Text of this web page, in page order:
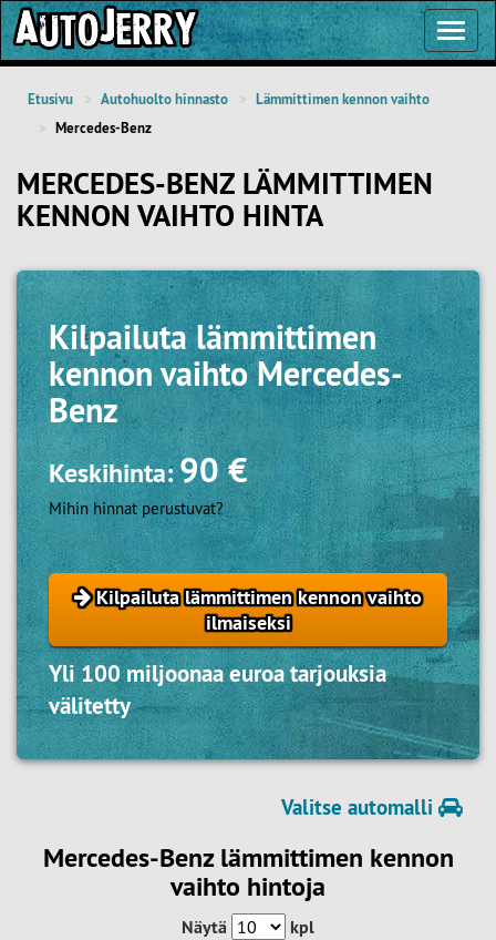
Etusivu Autohuolto hinnasto
Lämmittimen kennon vaihto
Mercedes-Benz
MERCEDES-BENZ LÄMMITTIMEN
KENNON VAIHTO HINTA
Kilpailutalämmittimen
kennon vaihto Mercedes-
Benz
Keskihinta:90 €
Mihin hinnat perustuvat?
Kilpailuta lämmittimen kennon vaihto
ilmaiseksi
Yli 100 miljoonaa euroa tarjouksia
välitetty
Valitse automalli
Mercedes-Benz lämmittimen kennon
vaihto hintoja
Näytä
kpl